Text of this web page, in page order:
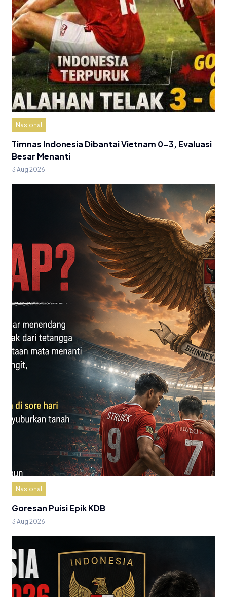
Nasional
Timnas Indonesia Dibantai Vietnam 0-3, Evaluasi
Besar Menanti
3 Aug 2026
Nasional
Goresan Puisi Epik KDB
3 Aug 2026